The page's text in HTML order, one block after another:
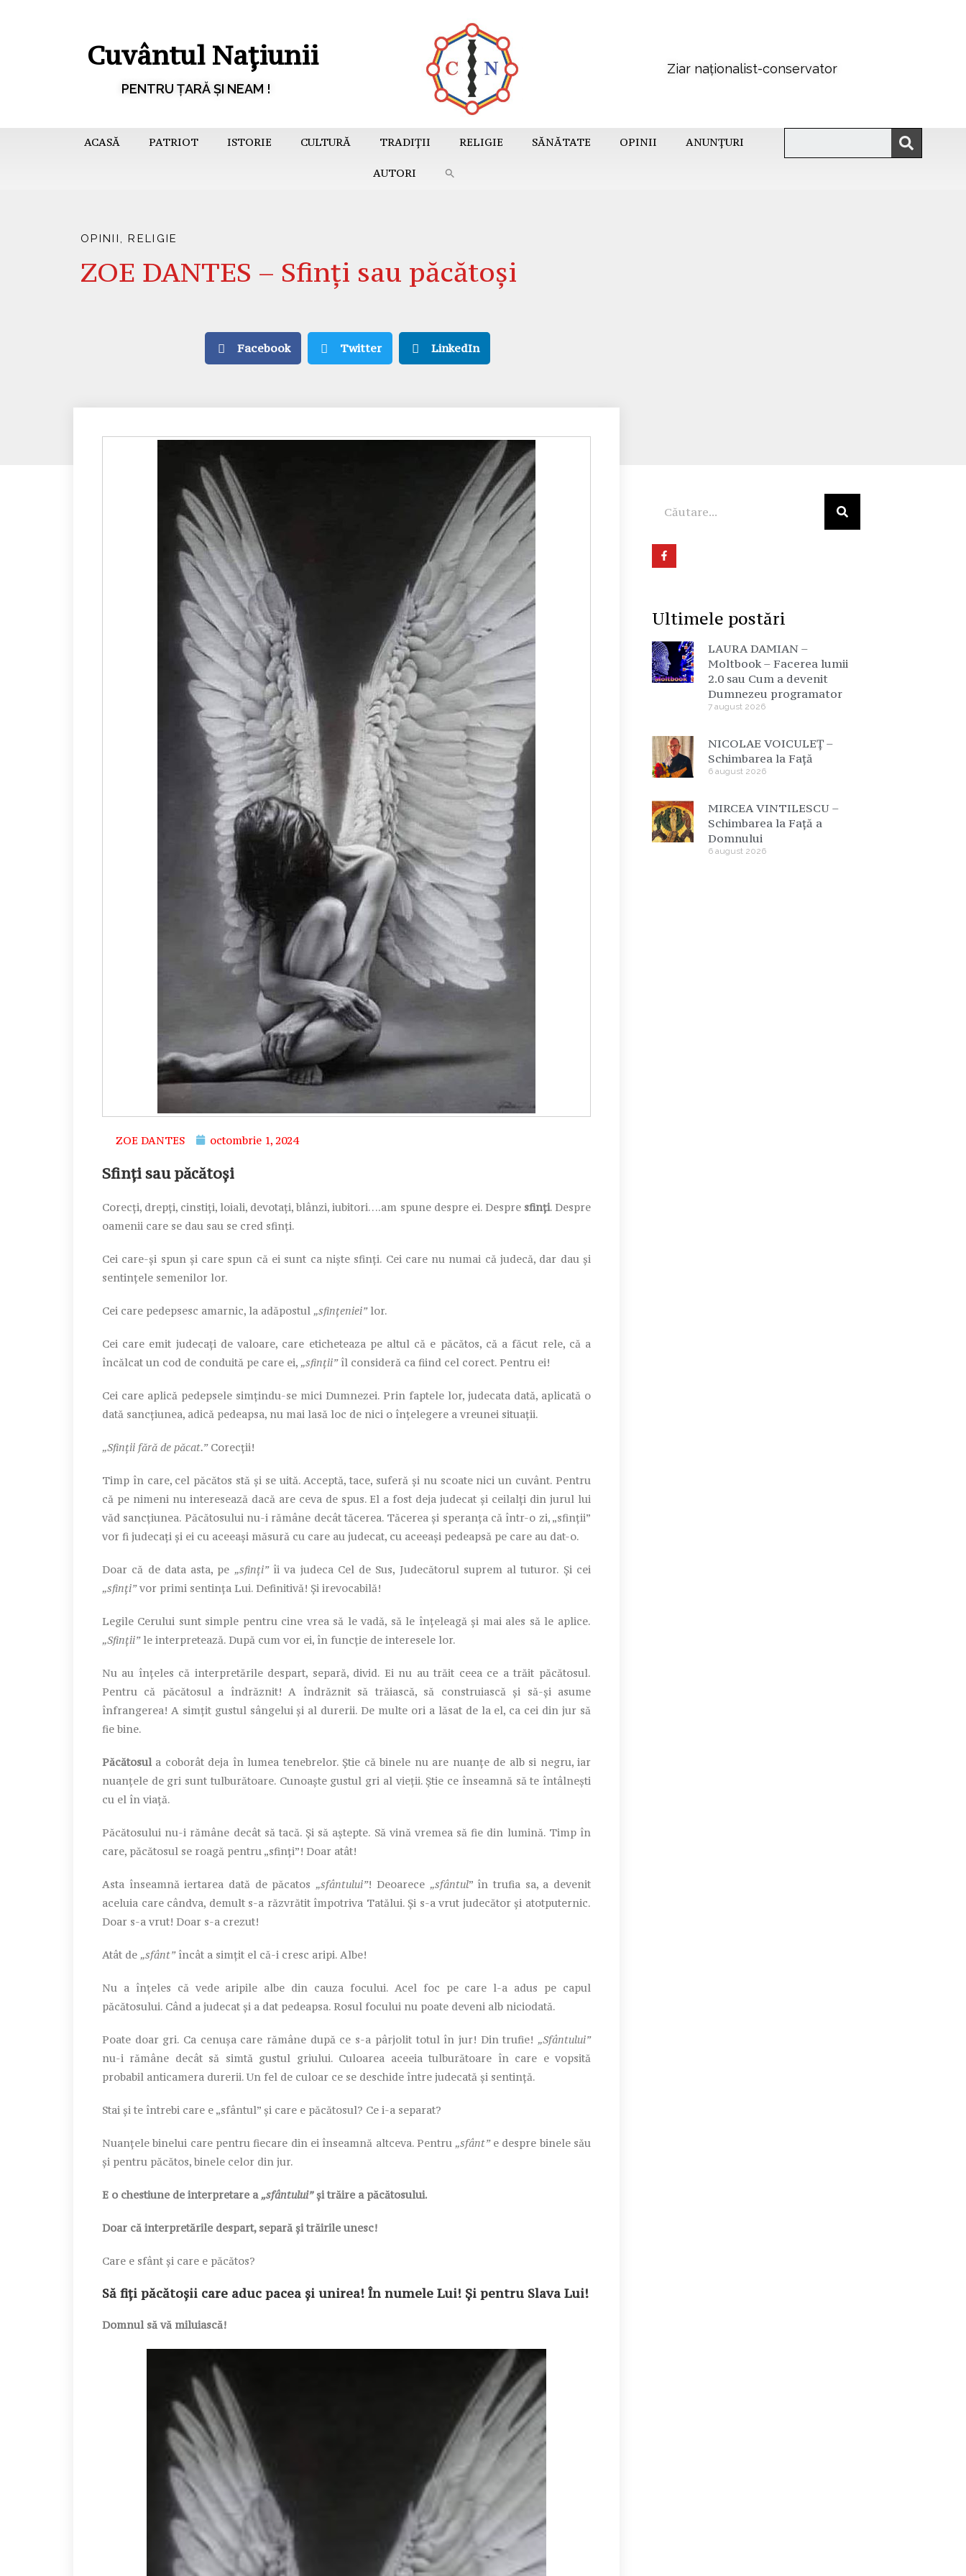
Cuvântul Națiunii
PENTRU ȚARĂ ȘI NEAM !
Ziar naționalist-conservator
ACASĂ PATRIOT ISTORIE CULTURĂ TRADIȚII RELIGIE SĂNĂTATE OPINII ANUNȚURI
AUTORI
OPINII ,RELIGIE
ZOE DANTES – Sfinți sau păcătoși
Facebook Twitter LinkedIn
ZOE DANTES octombrie 1, 2024
Sfinți sau păcătoși
Corecți, drepți, cinstiți, loiali, devotați, blânzi, iubitori….am spune despre ei. Despre sfinți. Despre
oamenii care se dau sau se cred sfinți.
Cei care-și spun și care spun că ei sunt ca niște sfinți. Cei care nu numai că judecă, dar dau și
sentințele semenilor lor.
Cei care pedepsesc amarnic, la adăpostul „sfințeniei”lor.
Cei care emit judecați de valoare, care eticheteaza pe altul că e păcătos, că a făcut rele, că a
încălcat un cod de conduită pe care ei, „sfinții”îl consideră ca fiind cel corect. Pentru ei!
Cei care aplică pedepsele simțindu-se mici Dumnezei. Prin faptele lor, judecata dată, aplicată o
dată sancțiunea, adică pedeapsa, nu mai lasă loc de nici o înțelegere a vreunei situații.
„Sfinții fără de păcat.”Corecții!
Timp în care, cel păcătos stă și se uită. Acceptă, tace, suferă și nu scoate nici un cuvânt. Pentru
că pe nimeni nu interesează dacă are ceva de spus. El a fost deja judecat și ceilalți din jurul lui
văd sancțiunea. Păcătosului nu-i rămâne decât tăcerea. Tăcerea și speranța că într-o zi, „sfinții”
vor fi judecați și ei cu aceeași măsură cu care au judecat, cu aceeași pedeapsă pe care au dat-o.
Doar că de data asta, pe „sfinți”îi va judeca Cel de Sus, Judecătorul suprem al tuturor. Și cei
„sfinți”vor primi sentința Lui. Definitivă! Și irevocabilă!
Legile Cerului sunt simple pentru cine vrea să le vadă, să le înțeleagă și mai ales să le aplice.
„Sfinții”le interpretează. După cum vor ei, în funcție de interesele lor.
Nu au înțeles că interpretările despart, separă, divid. Ei nu au trăit ceea ce a trăit păcătosul.
Pentru că păcătosul a îndrăznit! A îndrăznit să trăiască, să construiască și să-și asume
înfrangerea! A simțit gustul sângelui și al durerii. De multe ori a lăsat de la el, ca cei din jur să
fie bine.
Păcătosul a coborât deja în lumea tenebrelor. Știe că binele nu are nuanțe de alb si negru, iar
nuanțele de gri sunt tulburătoare. Cunoaște gustul gri al vieții. Știe ce înseamnă să te întâlnești
cu el în viață.
Păcătosului nu-i rămâne decât să tacă. Și să aștepte. Să vină vremea să fie din lumină. Timp în
care, păcătosul se roagă pentru „sfinți”! Doar atât!
Asta înseamnă iertarea dată de păcatos „sfântului”! Deoarece „sfântul” în trufia sa, a devenit
aceluia care cândva, demult s-a răzvrătit împotriva Tatălui. Și s-a vrut judecător și atotputernic.
Doar s-a vrut! Doar s-a crezut!
Atât de „sfânt”încât a simțit el că-i cresc aripi. Albe!
Nu a înțeles că vede aripile albe din cauza focului. Acel foc pe care l-a adus pe capul
păcătosului. Când a judecat și a dat pedeapsa. Rosul focului nu poate deveni alb niciodată.
Poate doar gri. Ca cenușa care rămâne după ce s-a pârjolit totul în jur! Din trufie! „Sfântului”
nu-i rămâne decât să simtă gustul griului. Culoarea aceeia tulburătoare în care e vopsită
probabil anticamera durerii. Un fel de culoar ce se deschide între judecată și sentință.
Stai și te întrebi care e „sfântul” și care e păcătosul? Ce i-a separat?
Nuanțele binelui care pentru fiecare din ei înseamnă altceva. Pentru „sfânt”e despre binele său
și pentru păcătos, binele celor din jur.
E o chestiune de interpretare a „sfântului”și trăire a păcătosului.
Doar că interpretările despart, separă și trăirile unesc!
Care e sfânt și care e păcătos?
Să fiți păcătoșii care aduc pacea și unirea! În numele Lui! Și pentru Slava Lui!
Domnul să vă miluiască!
Ultimele postări
LAURA DAMIAN –
Moltbook – Facerea lumii
2.0 sau Cum a devenit
Dumnezeu programator
7 august 2026
NICOLAE VOICULEȚ –
Schimbarea la Față
6 august 2026
MIRCEA VINTILESCU –
Schimbarea la Față a
Domnului
6 august 2026